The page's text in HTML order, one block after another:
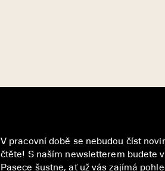
V pracovní době se nebudou číst
čtěte! S naším newsletterem budete
Pasece šustne, ať už vás zajímá